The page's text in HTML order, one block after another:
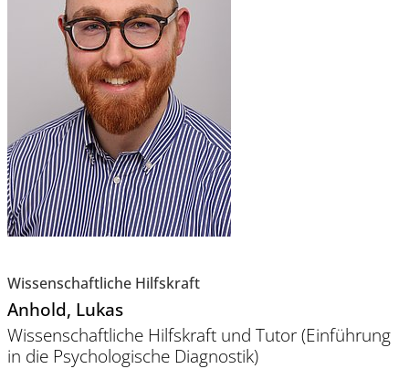
Wissenschaftliche Hilfskraft
Anhold, Lukas
Wissenschaftliche Hilfskraft und Tutor (Einführung
in die Psychologische Diagnostik)